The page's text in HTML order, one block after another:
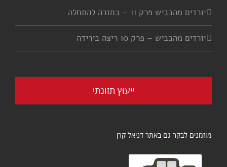
יורדים מהכביש פרק 11 – בחזרה להתחלה
יורדים מהכביש – פרק 10 ריצה בירידה
ייעוץ תזונתי
מוזמנים לבקר גם באתר דניאל קרן